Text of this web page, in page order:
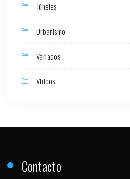
Túneles
Urbanismo
Variados
Videos
Contacto